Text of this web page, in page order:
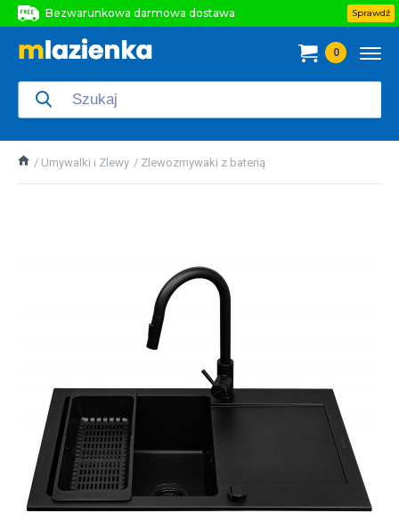
Bezwarunkowa darmowa dostawa
Bezwarunkowa darmowa dostawa
Sprawdź
0
Umywalki i Zlewy Zlewozmywaki z baterią